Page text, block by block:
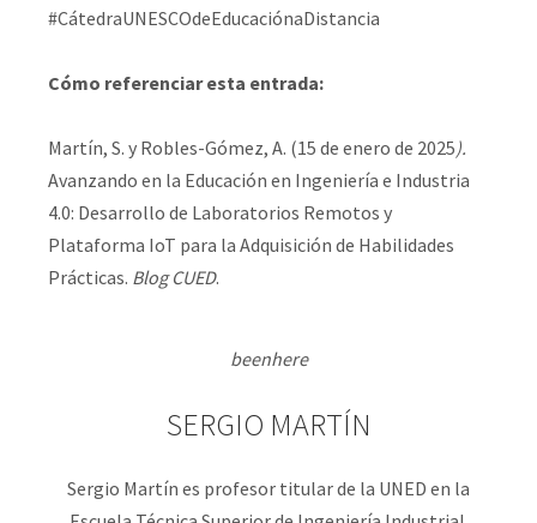
#CátedraUNESCOdeEducaciónaDistancia
Cómo referenciar esta entrada:
Martín, S. y Robles-Gómez, A. (15 de enero de 2025).
Avanzando en la Educación en Ingeniería e Industria
4.0: Desarrollo de Laboratorios Remotos y
Plataforma IoT para la Adquisición de Habilidades
Prácticas. Blog CUED.
beenhere
SERGIO MARTÍN
Sergio Martín es profesor titular de la UNED en la